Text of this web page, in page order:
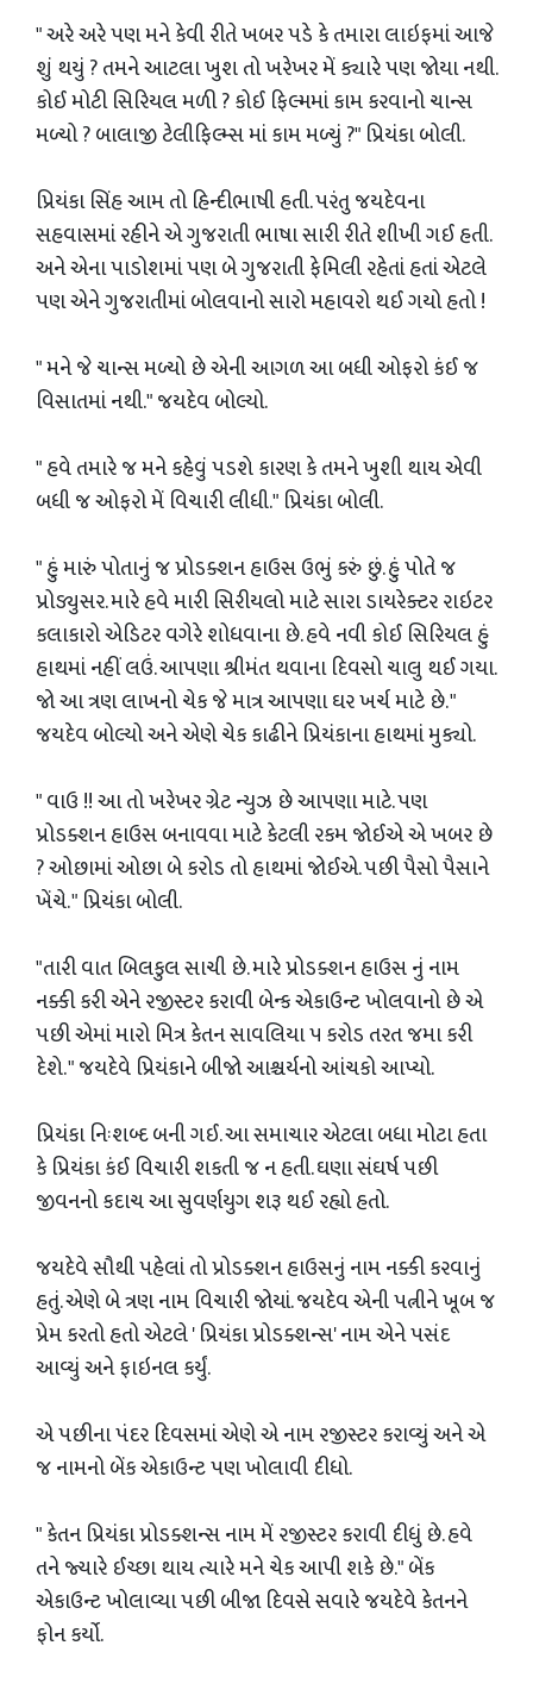
" અરે અરે પણ મને કેવી રીતે ખબર પડે કે તમારા લાઇફમાં આજે
શું થયું ? તમને આટલા ખુશ તો ખરેખર મેં ક્યારે પણ જોયા નથી.
કોઈ મોટી સિરિયલ મળી ? કોઈ ફિલ્મમાં કામ કરવાનો ચાન્સ
મળ્યો ? બાલાજી ટેલીફિલ્મ્સ માં કામ મળ્યું ?" પ્રિયંકા બોલી.
પ્રિયંકા સિંહ આમ તો હિન્દીભાષી હતી. પરંતુ જયદેવના
સહવાસમાં રહીને એ ગુજરાતી ભાષા સારી રીતે શીખી ગઈ હતી.
અને એના પાડોશમાં પણ બે ગુજરાતી ફેમિલી રહેતાં હતાં એટલે
પણ એને ગુજરાતીમાં બોલવાનો સારો મહાવરો થઈ ગયો હતો !
" મને જે ચાન્સ મળ્યો છે એની આગળ આ બધી ઓફરો કંઈ જ
વિસાતમાં નથી." જયદેવ બોલ્યો.
" હવે તમારે જ મને કહેવું પડશે કારણ કે તમને ખુશી થાય એવી
બધી જ ઓફરો મેં વિચારી લીધી." પ્રિયંકા બોલી.
" હું મારું પોતાનું જ પ્રોડક્શન હાઉસ ઉભું કરું છું. હું પોતે જ
પ્રોડ્યુસર. મારે હવે મારી સિરીયલો માટે સારા ડાયરેક્ટર રાઇટર
કલાકારો એડિટર વગેરે શોધવાના છે. હવે નવી કોઈ સિરિયલ હું
હાથમાં નહીં લઉં. આપણા શ્રીમંત થવાના દિવસો ચાલુ થઈ ગયા.
જો આ ત્રણ લાખનો ચેક જે માત્ર આપણા ઘર ખર્ચ માટે છે. "
જયદેવ બોલ્યો અને એણે ચેક કાઢીને પ્રિયંકાના હાથમાં મુક્યો.
" વાઉ !! આ તો ખરેખર ગ્રેટ ન્યુઝ છે આપણા માટે. પણ
પ્રોડક્શન હાઉસ બનાવવા માટે કેટલી રકમ જોઈએ એ ખબર છે
? ઓછામાં ઓછા બે કરોડ તો હાથમાં જોઈએ. પછી પૈસો પૈસાને
ખેંચે. " પ્રિયંકા બોલી.
"તારી વાત બિલકુલ સાચી છે. મારે પ્રોડક્શન હાઉસ નું નામ
નક્કી કરી એને રજીસ્ટર કરાવી બેન્ક એકાઉન્ટ ખોલવાનો છે એ
પછી એમાં મારો મિત્ર કેતન સાવલિયા ૫ કરોડ તરત જમા કરી
દેશે. " જયદેવે પ્રિયંકાને બીજો આશ્ચર્યનો આંચકો આપ્યો.
પ્રિયંકા નિઃશબ્દ બની ગઈ. આ સમાચાર એટલા બધા મોટા હતા
કે પ્રિયંકા કંઈ વિચારી શકતી જ ન હતી. ઘણા સંઘર્ષ પછી
જીવનનો કદાચ આ સુવર્ણયુગ શરૂ થઈ રહ્યો હતો.
જયદેવે સૌથી પહેલાં તો પ્રોડક્શન હાઉસનું નામ નક્કી કરવાનું
હતું. એણે બે ત્રણ નામ વિચારી જોયાં. જયદેવ એની પત્નીને ખૂબ જ
પ્રેમ કરતો હતો એટલે ' પ્રિયંકા પ્રોડક્શન્સ' નામ એને પસંદ
આવ્યું અને ફાઇનલ કર્યું.
એ પછીના પંદર દિવસમાં એણે એ નામ રજીસ્ટર કરાવ્યું અને એ
જ નામનો બેંક એકાઉન્ટ પણ ખોલાવી દીધો.
" કેતન પ્રિયંકા પ્રોડક્શન્સ નામ મેં રજીસ્ટર કરાવી દીધું છે. હવે
તને જ્યારે ઈચ્છા થાય ત્યારે મને ચેક આપી શકે છે." બેંક
એકાઉન્ટ ખોલાવ્યા પછી બીજા દિવસે સવારે જયદેવે કેતનને
ફોન કર્યો.